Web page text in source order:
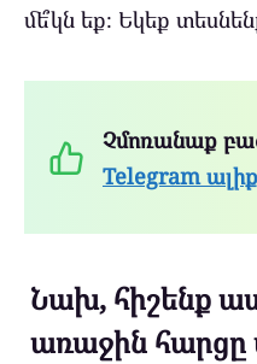
մե՞կն եք։ Եկեք
Չմոռանաք
Telegram
Նախ, հիշենք
առաջին հարցը